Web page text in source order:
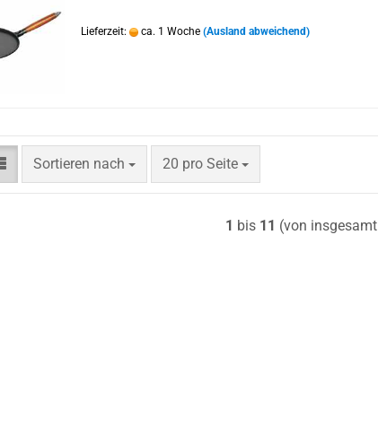
Lieferzeit: ca. 1 Woche (Ausland abweichend)
Sortieren nach
Sortieren nach 20 pro Seite
pro Seite
1 bis 11 (von insgesamt